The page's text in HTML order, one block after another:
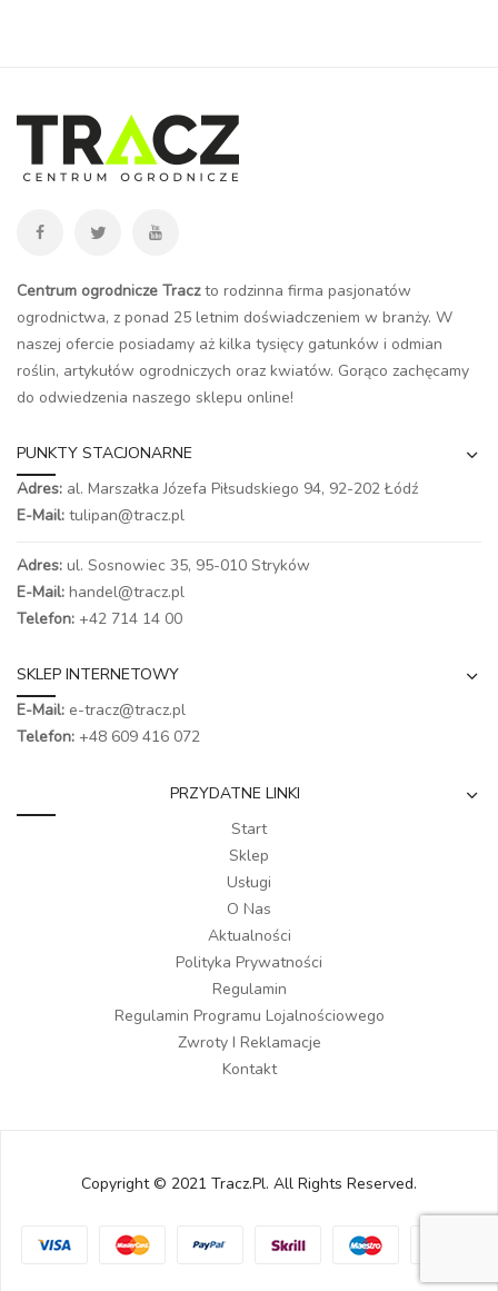
Centrum ogrodnicze Traczto rodzinna firma pasjonatów
ogrodnictwa, z ponad 25 letnim doświadczeniem w branży. W
naszej ofercie posiadamy aż kilka tysięcy gatunków i odmian
roślin, artykułów ogrodniczych oraz kwiatów. Gorąco zachęcamy
do odwiedzenia naszego sklepu online!
PUNKTY STACJONARNE
Adres: al. Marszałka Józefa Piłsudskiego 94, 92-202 Łódź
E-Mail: tulipan@tracz.pl
Adres: ul. Sosnowiec 35, 95-010 Stryków
E-Mail: handel@tracz.pl
Telefon: +42 714 14 00
SKLEP INTERNETOWY
E-Mail: e-tracz@tracz.pl
Telefon: +48 609 416 072
PRZYDATNE LINKI
Start
Sklep
Usługi
O Nas
Aktualności
Polityka Prywatności
Regulamin
Regulamin Programu Lojalnościowego
Zwroty I Reklamacje
Kontakt
Copyright © 2021 Tracz.pl. All Rights Reserved.